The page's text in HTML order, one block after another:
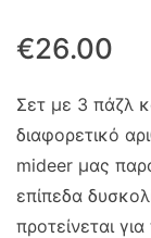
€26.00
Σετ με 3 πάζλ
διαφορετικό
mideer μας
επίπεδα
προτείνεται